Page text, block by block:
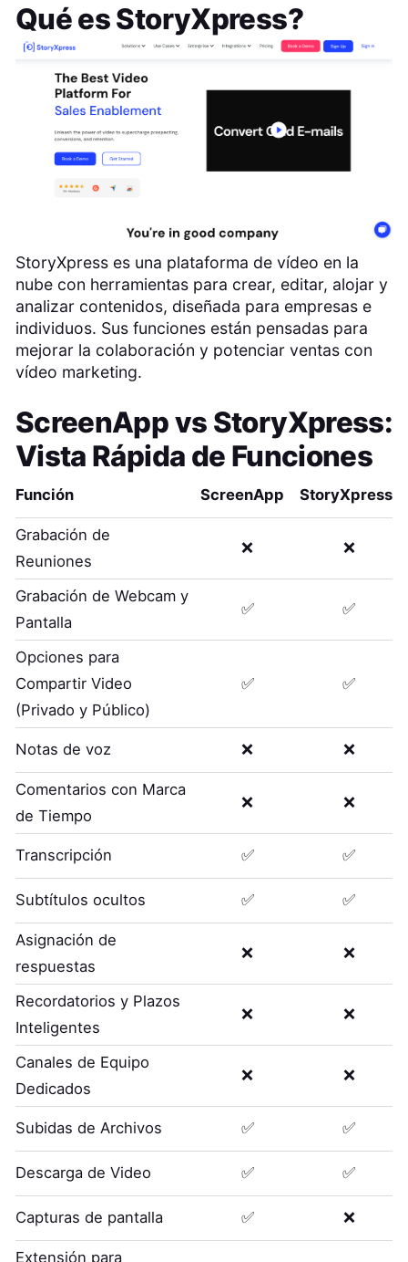
Qué esStoryXpress?
StoryXpress es una plataforma de vídeo en la
nube con herramientas para crear, editar, alojar y
analizar contenidos, diseñada para empresas e
individuos. Sus funciones están pensadas para
mejorar la colaboración y potenciar ventas con
vídeo marketing.
ScreenAppvs StoryXpress:
Vista Rápida de Funciones
Función ScreenApp StoryXpress
Grabación de
Reuniones
❌ ❌
Grabación de Webcam y
Pantalla
✅ ✅
Opciones para
Compartir Video
(Privado y Público)
✅ ✅
Notas de voz ❌ ❌
Comentarios con Marca
de Tiempo
❌ ❌
Transcripción ✅ ✅
Subtítulos ocultos ✅ ✅
Asignación de
respuestas
❌ ❌
Recordatorios y Plazos
Inteligentes
❌ ❌
Canales de Equipo
Dedicados
❌ ❌
Subidas de Archivos ✅ ✅
Descarga de Video ✅ ✅
Capturas de pantalla ✅ ❌
Extensión para